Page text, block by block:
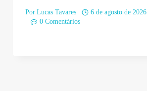
Por Lucas Tavares
6 de agosto de 2026
0 Comentários